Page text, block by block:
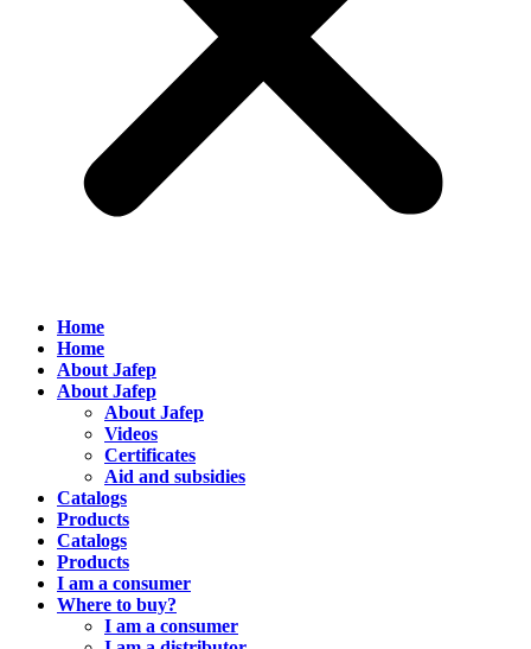
Home
Home
About Jafep
About Jafep
About Jafep
Videos
Certificates
Aid and subsidies
Catalogs
Products
Catalogs
Products
I am a consumer
Where to buy?
I am a consumer